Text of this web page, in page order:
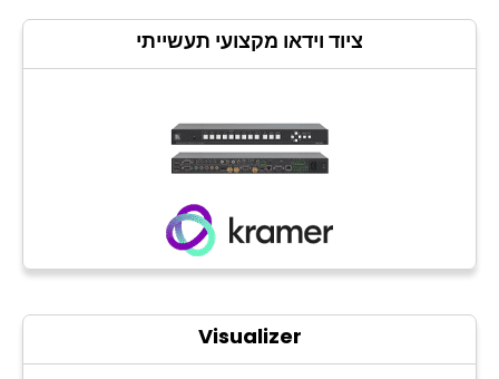
ציוד וידאו מקצועי תעשייתי
Visualizer